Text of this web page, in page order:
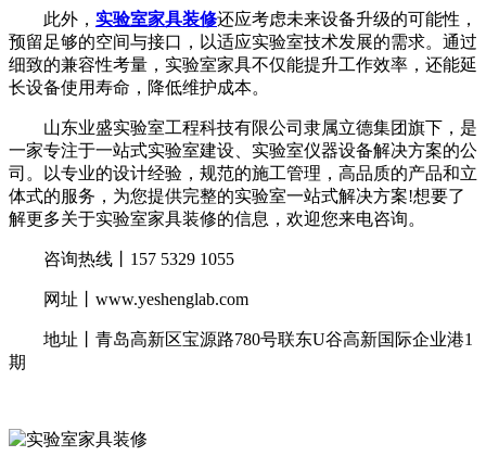
此外， 实验室家具装修还应考虑未来设备升级的可能性，
预留足够的空间与接口，以适应实验室技术发展的需求。通过
细致的兼容性考量，实验室家具不仅能提升工作效率，还能延
长设备使用寿命，降低维护成本。
山东业盛实验室工程科技有限公司隶属立德集团旗下，是
一家专注于一站式实验室建设、实验室仪器设备解决方案的公
司。以专业的设计经验，规范的施工管理，高品质的产品和立
体式的服务，为您提供完整的实验室一站式解决方案!想要了
解更多关于实验室家具装修的信息，欢迎您来电咨询。
咨询热线丨157 5329 1055
网址丨www.yeshenglab.com
地址丨青岛高新区宝源路780号联东U谷高新国际企业港1
期